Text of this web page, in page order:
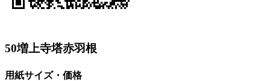
50増上寺塔赤羽根
用紙サイズ・価格